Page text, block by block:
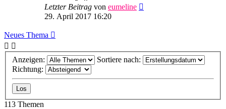
Letzter Beitrag von eumeline
29. April 2017 16:20
Neues Thema
Anzeigen:
Sortiere nach:
Richtung:
113 Themen